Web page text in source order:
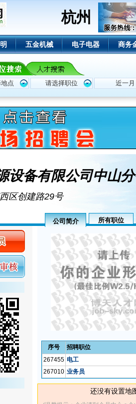
杭州
五金机械 电子电器 商务
设备有限公司中山
区创建路29号
公司简介 所有职位
序号
招聘职位
267455 电工
267010 业务员
还没有设置地